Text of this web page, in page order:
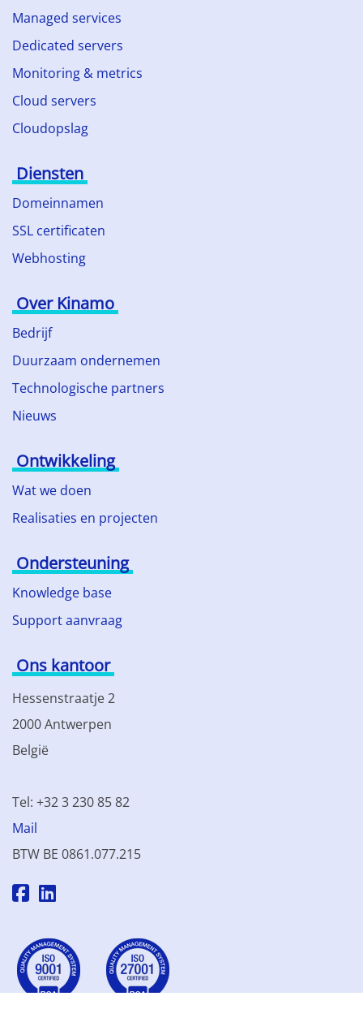
Managed services
Dedicated servers
Monitoring & metrics
Cloud servers
Cloudopslag
Diensten
Domeinnamen
SSL certificaten
Webhosting
Over Kinamo
Bedrijf
Duurzaam ondernemen
Technologische partners
Nieuws
Ontwikkeling
Wat we doen
Realisaties en projecten
Ondersteuning
Knowledge base
Support aanvraag
Ons kantoor
Hessenstraatje 2
2000 Antwerpen
België
Tel: +32 3 230 85 82
Mail
BTW BE 0861.077.215